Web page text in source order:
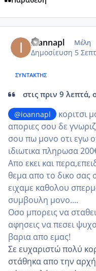
ioannapl Μέλη
Δημοσίευση 5
ΣΥΝΤΆΚΤΗΣ
στις πριν 9 λεπτά,
@ioannapl
κοριτσι
αποριες σου δε
σου πω μονο οτι εγω
ιδιωτικα πληρωσα
Απο εκει και
θεμα απο το δικο σας
ειχαμε καθολου
συμβουλη μονο....
Οσο μπορεις να
αφησεις να πεσει
βαρια απο εμας!
Σε ευχαριστώ πολύ
στάθηκα απο την